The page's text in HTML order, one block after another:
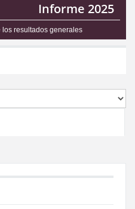
Informe 2025
resultados generales